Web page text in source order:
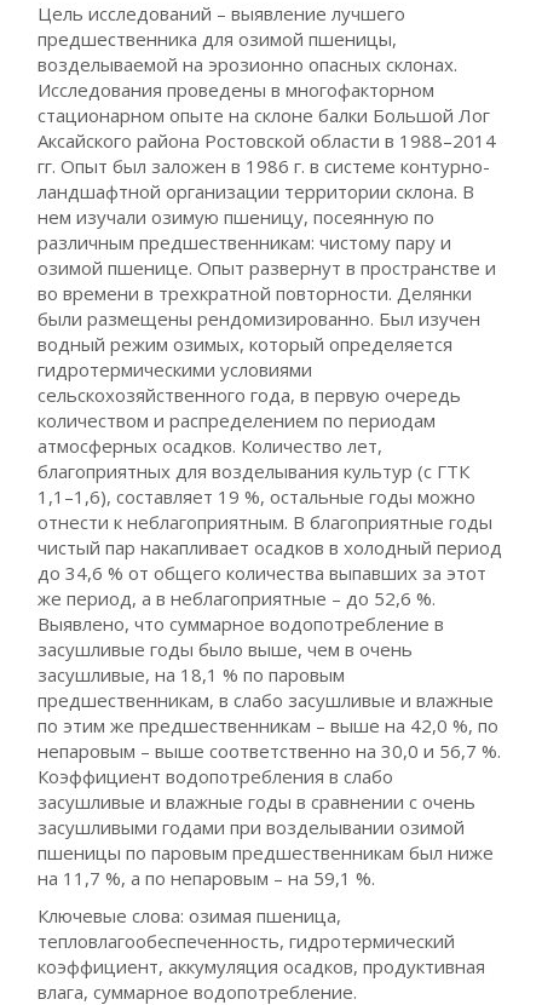
Цель исследований – выявление лучшего
предшественника для озимой пшеницы,
возделываемой на эрозионно опасных склонах.
Исследования проведены в многофакторном
стационарном опыте на склоне балки Большой Лог
Аксайского района Ростовской области в 1988–2014
гг. Опыт был заложен в 1986 г. в системе контурно-
ландшафтной организации территории склона. В
нем изучали озимую пшеницу, посеянную по
различным предшественникам: чистому пару и
озимой пшенице. Опыт развернут в пространстве и
во времени в трехкратной повторности. Делянки
были размещены рендомизированно. Был изучен
водный режим озимых, который определяется
гидротермическими условиями
сельскохозяйственного года, в первую очередь
количеством и распределением по периодам
атмосферных осадков. Количество лет,
благоприятных для возделывания культур (с ГТК
1,1–1,6), составляет 19 %, остальные годы можно
отнести к неблагоприятным. В благоприятные годы
чистый пар накапливает осадков в холодный период
до 34,6 % от общего количества выпавших за этот
же период, а в неблагоприятные – до 52,6 %.
Выявлено, что суммарное водопотребление в
засушливые годы было выше, чем в очень
засушливые, на 18,1 % по паровым
предшественникам, в слабо засушливые и влажные
по этим же предшественникам – выше на 42,0 %, по
непаровым – выше соответственно на 30,0 и 56,7 %.
Коэффициент водопотребления в слабо
засушливые и влажные годы в сравнении с очень
засушливыми годами при возделывании озимой
пшеницы по паровым предшественникам был ниже
на 11,7 %, а по непаровым – на 59,1 %.
Ключевые слова: озимая пшеница,
тепловлагообеспеченность, гидротермический
коэффициент, аккумуляция осадков, продуктивная
влага, суммарное водопотребление.